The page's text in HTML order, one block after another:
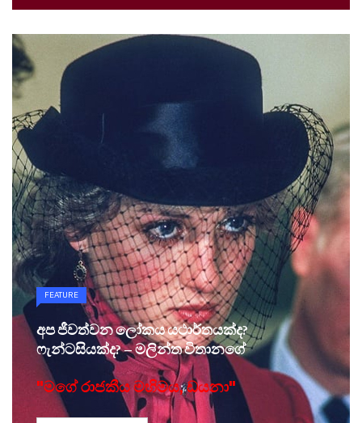
FEATURE
අප ජීවත්වන ලෝකය යථාර්තයක්ද?
ෆැන්ටසියක්ද? – මලින්ත විතානගේ
"මගේ රාජකීය මහිමය, ඩයනා"